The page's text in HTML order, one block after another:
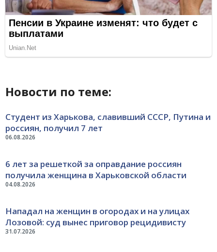
Новости по теме:
06.08.2026
Студент из Харькова, славивший СССР, Путина и
россиян, получил 7 лет
04.08.2026
6 лет за решеткой за оправдание россиян
получила женщина в Харьковской области
31.07.2026
Нападал на женщин в огородах и на улицах
Лозовой: суд вынес приговор рецидивисту